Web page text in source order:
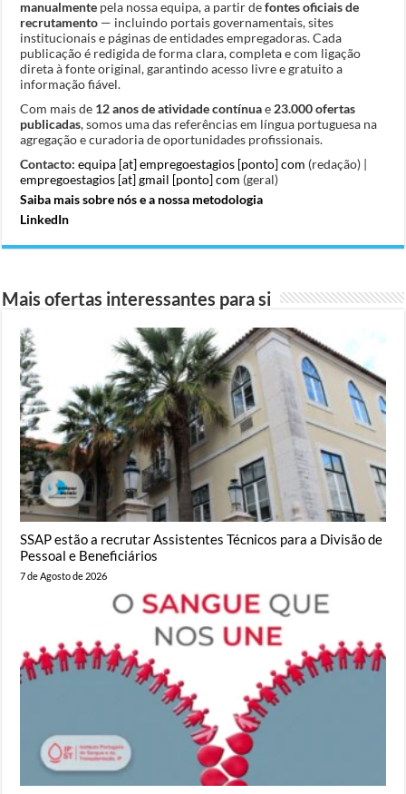
manualmente pela nossa equipa, a partir defontes oficiais de
recrutamento — incluindo portais governamentais, sites
institucionais e páginas de entidades empregadoras. Cada
publicação é redigida de forma clara, completa e com ligação
direta à fonte original, garantindo acesso livre e gratuito a
informação fiável.
Com mais de 12 anos de atividade contínuae 23.000 ofertas
publicadas, somos uma das referências em língua portuguesa na
agregação e curadoria de oportunidades profissionais.
Contacto: equipa [at] empregoestagios [ponto] com (redação) |
empregoestagios [at] gmail [ponto] com (geral)
Saiba mais sobre nós e a nossa metodologia
LinkedIn
Mais ofertas interessantes para si
SSAP estão a recrutar Assistentes Técnicos para a Divisão de
Pessoal e Beneficiários
7 de Agosto de 2026